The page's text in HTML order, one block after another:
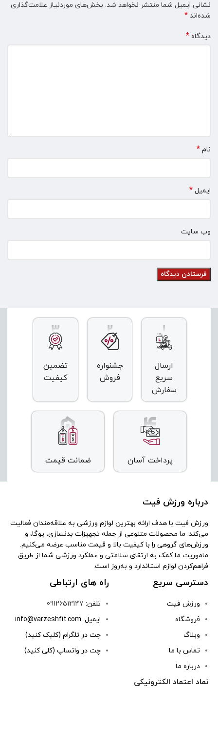
نشانی ایمیل شما منتشر نخواهد شد. بخش‌های موردنیاز علامت‌گذاری
شده‌اند *
دیدگاه *
نام *
ایمیل *
وب‌ سایت
ارسال
سریع
سفارش
جشنواره
فروش
تضمین
کیفیت
پرداخت آسان ضمانت قیمت
درباره ورزش فیت
ورزش فیت با هدف ارائه بهترین لوازم ورزشی به علاقه‌مندان فعالیت
می‌کند. ما محصولات متنوعی از جمله تجهیزات بدنسازی، یوگا، و
ورزش‌های گروهی را با کیفیت بالا و قیمت مناسب عرضه می‌کنیم.
ماموریت ما کمک به ارتقای سلامتی و عملکرد ورزشی شما از طریق
فراهم‌کردن لوازم استاندارد و به‌روز است.
دسترسی سریع
ورزش فیت
فروشگاه
وبلاگ
تماس با ما
درباره ما
راه های ارتباطی
تلفن: 09126512147
ایمیل: info@varzeshfit.com
چت در تلگرام (کلیک کنید)
چت در واتساپ (کلی کنید)
نماد اعتماد الکترونیکی